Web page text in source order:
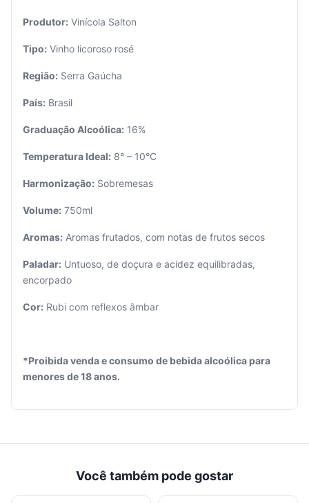
Seu
está
Adicione
para
Produtor: Vinícola Salton
Tipo: Vinho licoroso rosé
Região: Serra Gaúcha
País: Brasil
Graduação Alcoólica: 16%
Temperatura Ideal: 8° – 10°C
Harmonização: Sobremesas
Volume: 750ml
Aromas: Aromas frutados, com notas de frutos secos
Paladar: Untuoso, de doçura e acidez equilibradas,
encorpado
Cor: Rubi com reflexos âmbar
*Proibida venda e consumo de bebida alcoólica para
menores de 18 anos.
Você também pode gostar